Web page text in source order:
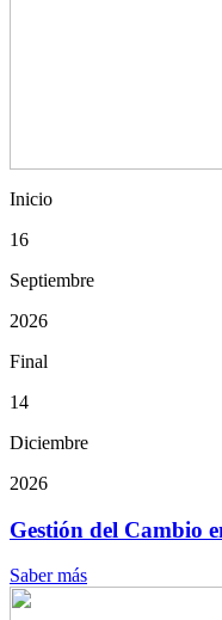
Inicio
16
Septiembre
2026
Final
14
Diciembre
2026
Gestión del Cambio
Saber más